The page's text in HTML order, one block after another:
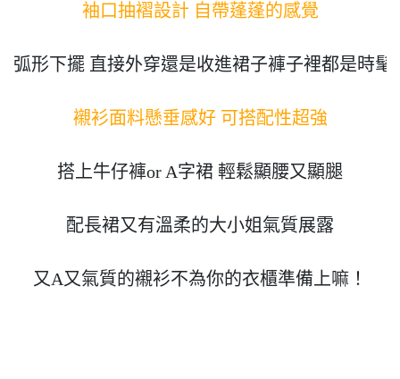
袖口抽褶設計 自帶蓬蓬的感覺
弧形下擺 直接外穿還是收進裙子褲子裡都是時髦
襯衫面料懸垂感好 可搭配性超強
搭上牛仔褲or A字裙 輕鬆顯腰又顯腿
配長裙又有溫柔的大小姐氣質展露
又A又氣質的襯衫不為你的衣櫃準備上嘛！